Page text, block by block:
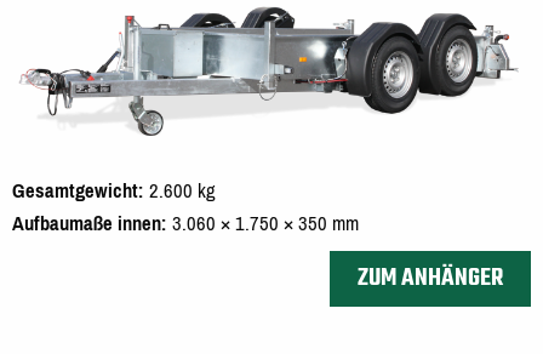
Gesamtgewicht 2.600 kg
Aufbaumaße innen 3.060 × 1.750 × 350 mm
ZUM ANHÄNGER